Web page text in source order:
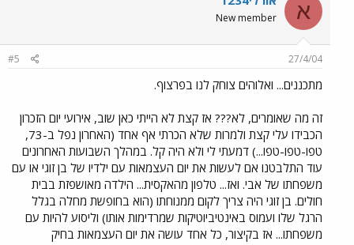
א New member
27/4/04
#5
מתכננים... ואלוהים צוחק לנו בפרצוף.
זה מה שאומרים, לא??? אז קצת לא הייתי כאן שוב, אירועי יום הזכרון
הכבידו עלי קצת ולמרות שלא הכרתי אף אחד (האחרון נפל ב-73,
טפו-טפו-טפו...) דמעתי לי ולא היה קל. במהלך השבועות האחרונים
עוד התלבטנו אם לעשות את יום העצמאות עם ילדיו של בן זוגי או עם
משפחתו של אבי. ואז... טלפון מהאקסית... הילדה מאושפזת בבית
חולים. בן זוגי היה צריך לקום ממנוחתו (הוא בחופשת מחלה בגלל
הרגל שלו ועמוס באינטיביוטיקות שמרדימות אותו) וליסוע להיות עם
משפחתו... אז בקיצור, כל אחד עושה את יום העצמאות בחיק